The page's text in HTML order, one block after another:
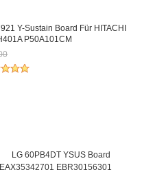
Y-Sustain Board Für HITACHI
P50A101CM
nur noch €45.57